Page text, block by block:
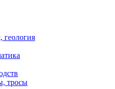
геология
тросы